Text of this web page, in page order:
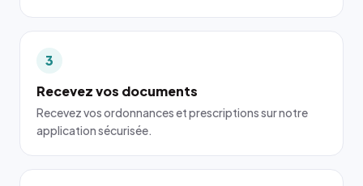
3
Recevez vos documents
Recevez vos ordonnances et prescriptions sur notre
application sécurisée.